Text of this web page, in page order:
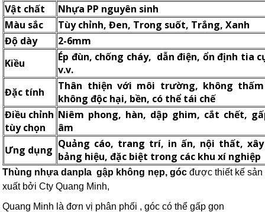
Vật chất
Nhựa PP nguyên sinh
Màu sắc
Tùy chỉnh, Đen, Trong suốt, Trắng, Xanh
Độ dày
2-6mm
Kiều
Ép đùn, chống cháy, dẫn điện, ổn định tia
v.v.
Đặc tính
Thân thiện với môi trường, không
không độc hại, bền, có thể tái chế
Điều chỉnh
tùy chọn
Niêm phong, hàn, dập ghim, cắt chết,
âm
Ưng dụng Quảng cáo, trang trí, in ấn, nội thất,
bảng hiệu, đặc biệt trong các khu xí nghiệp
Thùng nhựa danpla gập không nẹp, gócđược thiết kế sản
xuất bởi Cty Quang Minh,
Quang Minh là đơn vị phân phối , góc có thể gấp gọn